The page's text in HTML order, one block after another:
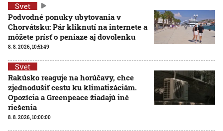
Svet
Podvodné ponuky ubytovania v
Chorvátsku: Pár kliknutí na internete a
môžete prísť o peniaze aj dovolenku
8. 8. 2026, 10:51:49
Svet
Rakúsko reaguje na horúčavy, chce
zjednodušiť cestu ku klimatizáciám.
Opozícia a Greenpeace žiadajú iné
riešenia
8. 8. 2026, 10:00:00